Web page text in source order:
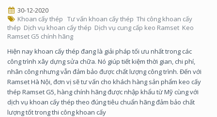
30-12-2020
Khoan cấy thép Tư vấn khoan cấy thép Thi công khoan cấy
thép Dịch vụ khoan cấy thép Dịch vụ cung cấp keo Ramset Keo
Ramset G5 chính hãng
Hiện nay khoan cấy thép đang là giải pháp tối ưu nhất trong các
công trình xây dựng sửa chữa. Nó giúp tiết kiệm thời gian, chi phí,
nhân công nhưng vẫn đảm bảo được chất lượng công trình. Đến với
Ramset Hà Nội, đơn vị sẽ tư vấn cho khách hàng sản phẩm keo cấy
thép Ramset G5, hàng chính hãng được nhập khẩu từ Mỹ cùng với
dịch vụ khoan cấy thép theo đúng tiêu chuẩn hãng đảm bảo chất
lượng tốt trong thi công khoan cấy